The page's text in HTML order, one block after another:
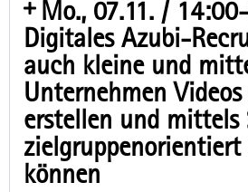
Mo., 07.11. /
Digitales Azubi-
auch kleine und
Unternehmen
erstellen und mittels
zielgruppenorientiert
können